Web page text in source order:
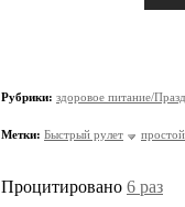
Рубрики: здоровое питание/
Метки: Быстрый рулет
Процитировано 6 раз